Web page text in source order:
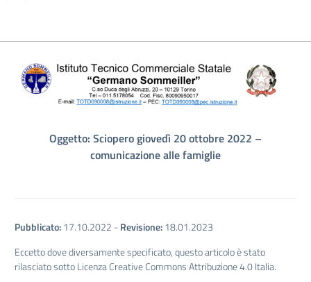
Oggetto: Sciopero giovedì 20 ottobre 2022 –
comunicazione alle famiglie
Pubblicato:17.10.2022 -Revisione:18.01.2023
Eccetto dove diversamente specificato, questo articolo è stato
rilasciato sotto Licenza Creative Commons Attribuzione 4.0 Italia.